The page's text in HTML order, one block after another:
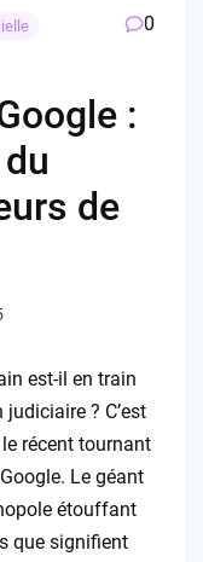
0
:
de
est-il en train
? C’est
récent tournant
Le géant
étouffant
que signifient